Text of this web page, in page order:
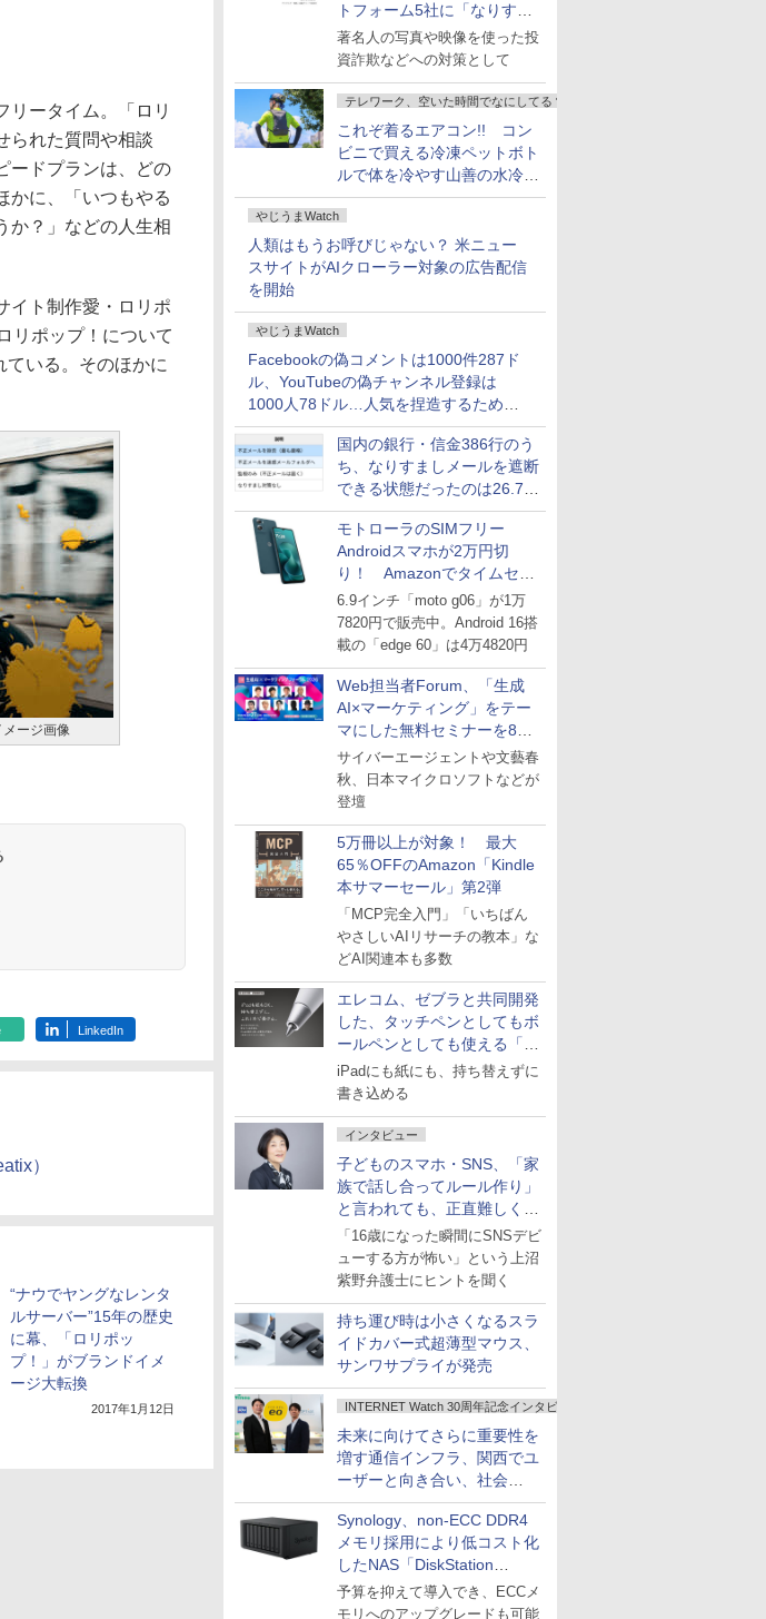
トフォーム5社に「なりすま
し詐欺広告」対策強化を要請
著名人の写真や映像を使った投
資詐欺などへの対策として
テレワーク、空いた時間でなにしてる？
これぞ着るエアコン!! コン
ビニで買える冷凍ペットボト
ルで体を冷やす山善の水冷ベ
ストがロードバイクにちょう
どいい【ぼっち・ざ・ろー
ど！その14】
やじうまWatch
人類はもうお呼びじゃない？ 米ニュー
スサイトがAIクローラー対象の広告配信
を開始
やじうまWatch
Facebookの偽コメントは1000件287ド
ル、YouTubeの偽チャンネル登録は
1000人78ドル…人気を捏造するための
価格リストが公開中
国内の銀行・信金386行のう
ち、なりすましメールを遮断
できる状態だったのは26.7％
にとどまる～GMOブランド
セキュリティ調査
モトローラのSIMフリー
Androidスマホが2万円切
り！ Amazonでタイムセー
ル
6.9インチ「moto g06」が1万
7820円で販売中。Android 16搭
載の「edge 60」は4万4820円
Web担当者Forum、「生成
AI×マーケティング」をテー
マにした無料セミナーを8月
27日にオンライン開催
サイバーエージェントや文藝春
秋、日本マイクロソフトなどが
登壇
5万冊以上が対象！ 最大
65％OFFのAmazon「Kindle
本サマーセール」第2弾
「MCP完全入門」「いちばん
やさしいAIリサーチの教本」な
どAI関連本も多数
エレコム、ゼブラと共同開発
した、タッチペンとしてもボ
ールペンとしても使える「ス
タイラスツーウェイ」発売
iPadにも紙にも、持ち替えずに
書き込める
インタビュー
子どものスマホ・SNS、「家
族で話し合ってルール作り」
と言われても、正直難しくな
いですか？
「16歳になった瞬間にSNSデビ
ューする方が怖い」という上沼
紫野弁護士にヒントを聞く
持ち運び時は小さくなるスラ
イドカバー式超薄型マウス、
サンワサプライが発売
INTERNET Watch 30周年記念インタビュー
未来に向けてさらに重要性を
増す通信インフラ、関西でユ
ーザーと向き合い、社会
の“あたらしい”を起動し続け
る～オプテージ
Synology、non-ECC DDR4
メモリ採用により低コスト化
したNAS「DiskStation
neo+」シリーズ
予算を抑えて導入でき、ECCメ
モリへのアップグレードも可能
ータイム。「ロリ
られた質問や相談
ードプランは、どの
かに、「いつもやる
か？」などの人生相
イト制作愛・ロリポ
リポップ！について
いる。そのほかに
メージ画像
LinkedIn
）
“ナウでヤングなレンタ
ルサーバー”15年の歴史
に幕、「ロリポッ
プ！」がブランドイメ
ージ大転換
2017年1月12日